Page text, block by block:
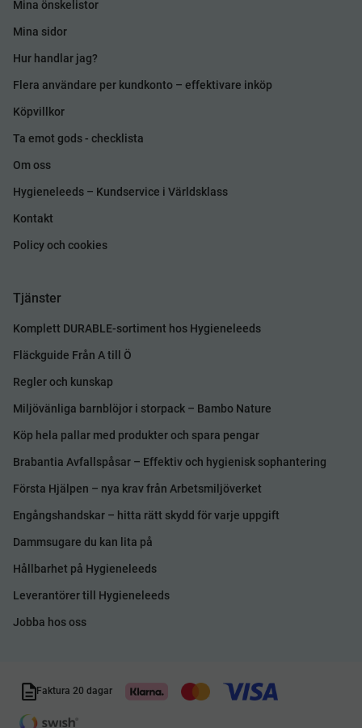
Mina önskelistor
Mina sidor
Hur handlar jag?
Flera användare per kundkonto – effektivare inköp
Köpvillkor
Ta emot gods - checklista
Om oss
Hygieneleeds – Kundservice i Världsklass
Kontakt
Policy och cookies
Tjänster
Komplett DURABLE-sortiment hos Hygieneleeds
Fläckguide Från A till Ö
Regler och kunskap
Miljövänliga barnblöjor i storpack – Bambo Nature
Köp hela pallar med produkter och spara pengar
Brabantia Avfallspåsar – Effektiv och hygienisk sophantering
Första Hjälpen – nya krav från Arbetsmiljöverket
Engångshandskar – hitta rätt skydd för varje uppgift
Dammsugare du kan lita på
Hållbarhet på Hygieneleeds
Leverantörer till Hygieneleeds
Jobba hos oss
Faktura 20 dagar